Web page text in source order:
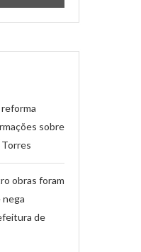
sobre
obras foram
nega
de